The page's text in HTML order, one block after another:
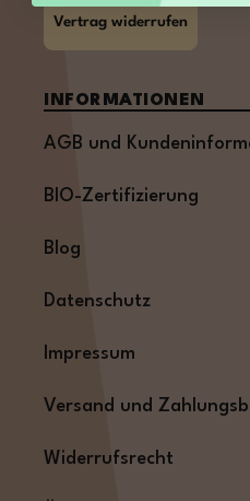
Vertrag widerrufen
INFORMATIONEN
AGB und
BIO-Zertifizierung
Blog
Datenschutz
Impressum
Versand und
Widerrufsrecht